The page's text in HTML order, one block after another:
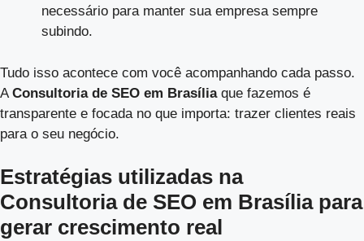
necessário para manter sua empresa sempre
subindo.
Tudo isso acontece com você acompanhando cada passo.
A Consultoria de SEO em Brasíliaque fazemos é
transparente e focada no que importa: trazer clientes reais
para o seu negócio.
Estratégias utilizadas na
Consultoria de SEO em Brasília para
gerar crescimento real